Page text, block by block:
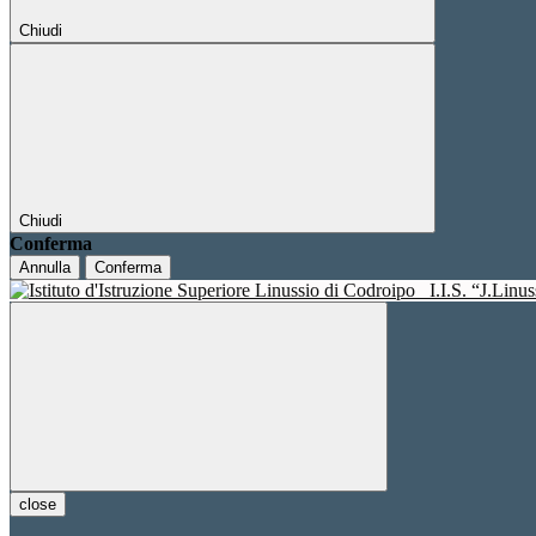
Chiudi
Chiudi
Conferma
Annulla Conferma
I.I.S.
close